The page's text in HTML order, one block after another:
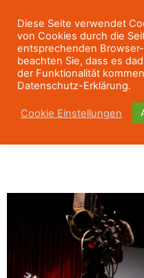
Diese Seite verwendet
von Cookies durch die
entsprechenden
beachten Sie, dass es
der Funktionalität
Datenschutz-Erklärung.
Cookie Einstellungen